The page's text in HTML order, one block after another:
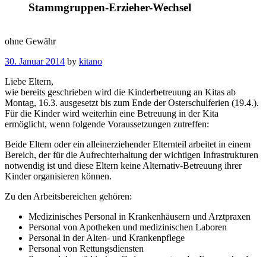
Stammgruppen-Erzieher-Wechsel
ohne Gewähr
30. Januar 2014 by kitano
navigation
Previous
Post
Post
»
Liebe Eltern,
wie bereits geschrieben wird die Kinderbetreuung an Kitas ab
Montag, 16.3. ausgesetzt bis zum Ende der Osterschulferien (19.4.).
Für die Kinder wird weiterhin eine Betreuung in der Kita
ermöglicht, wenn folgende Voraussetzungen zutreffen:
Beide Eltern oder ein alleinerziehender Elternteil arbeitet in einem
Bereich, der für die Aufrechterhaltung der wichtigen Infrastrukturen
notwendig ist und diese Eltern keine Alternativ-Betreuung ihrer
Kinder organisieren können.
Zu den Arbeitsbereichen gehören:
Medizinisches Personal in Krankenhäusern und Arztpraxen
Personal von Apotheken und medizinischen Laboren
Personal in der Alten- und Krankenpflege
Personal von Rettungsdiensten